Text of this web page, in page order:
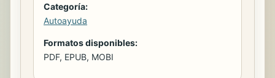
Categoría:
Autoayuda
Formatos disponibles:
PDF, EPUB, MOBI